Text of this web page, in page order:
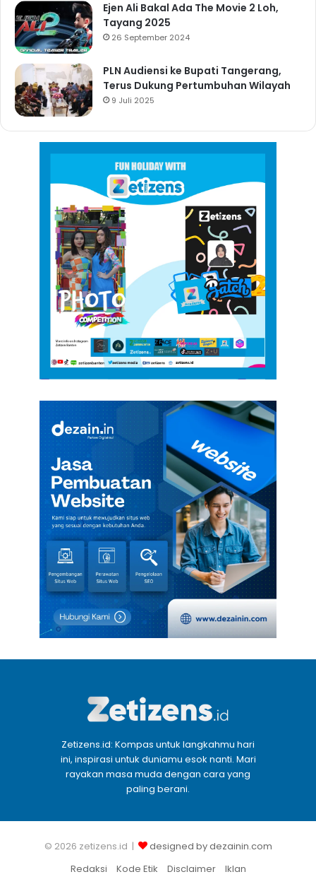
Ejen Ali Bakal Ada The Movie 2 Loh,
Tayang 2025
26 September 2024
PLN Audiensi ke Bupati Tangerang,
Terus Dukung Pertumbuhan Wilayah
9 Juli 2025
Zetizens.id: Kompas untuk langkahmu hari
ini, inspirasi untuk duniamu esok nanti. Mari
rayakan masa muda dengan cara yang
paling berani.
© 2026 zetizens.id |
designed by dezainin.com
Redaksi
Kode Etik Disclaimer Iklan